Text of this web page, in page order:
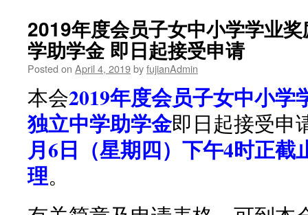
2019年度会员子女中小学学业
学助学金 即日起接受申请
Posted on April 4, 2019byfujianAdmin
本会2019年度会员子女中小学
独立中学助学金即日起接受申
月6日（星期四）下午4时正截
理。